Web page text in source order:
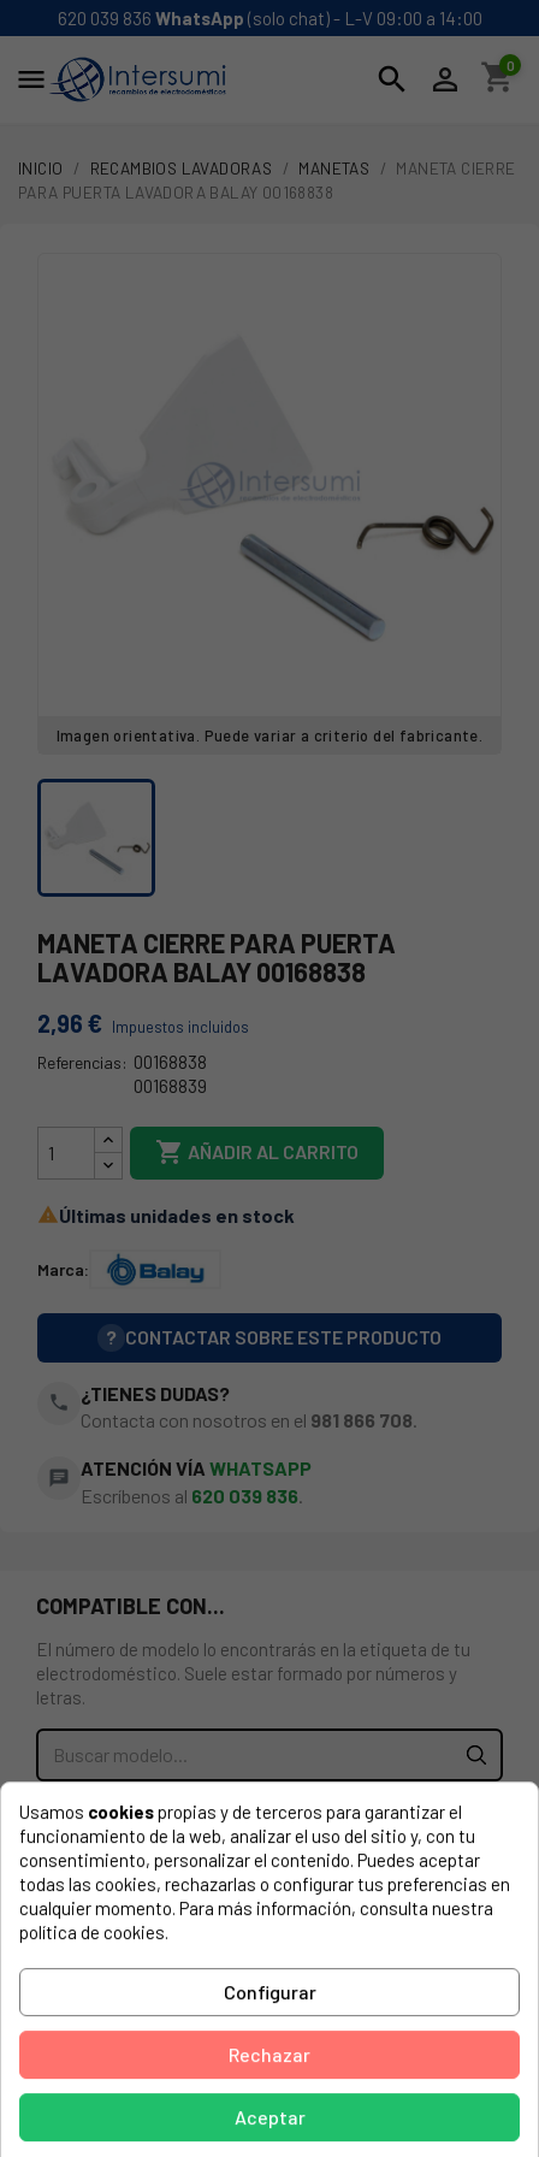
620 039 836 WhatsApp (solo chat) - L-V 09:00 a 14:00
 search  shopping_cart
0
INICIO RECAMBIOS LAVADORAS MANETAS
MANETA CIERRE
PARA PUERTA LAVADORA BALAY 00168838
Imagen orientativa. Puede variar a criterio del fabricante.
MANETA CIERRE PARA PUERTA
LAVADORA BALAY 00168838
2,96 € Impuestos incluidos
Referencias: 00168838
00168839
 AÑADIR AL CARRITO
Últimas unidades en stock
Marca:
? CONTACTAR SOBRE ESTE PRODUCTO
phone
¿TIENES DUDAS?
Contacta con nosotros en el 981 866 708.
chat ATENCIÓN VÍA WHATSAPP
Escríbenos al 620 039 836
COMPATIBLE CON...
El número de modelo lo encontrarás en la etiqueta de tu
electrodoméstico. Suele estar formado por números y
letras.
MANETA CIERRE PARA PUERTA LAVADORA BALAY,
BOSCH, CONSTRUCTA, LYNX. EL ORIGINAL ESTÁ
OBSOLETO. ESTE ES UN ARTÍCULO SUSTITUTIVO:
00168838
BALAY, 3TS803A-01
BALAY, 3TS803A/01 TS803
BALAY, 3TS803A/02 TS803
BALAY, 3TS803A/03 TS803
Usamos cookiespropias y de terceros para garantizar el
funcionamiento de la web, analizar el uso del sitio y, con tu
consentimiento, personalizar el contenido. Puedes aceptar
todas las cookies, rechazarlas o configurar tus preferencias en
cualquier momento. Para más información, consulta nuestra
política de cookies.
Configurar
Rechazar
Aceptar